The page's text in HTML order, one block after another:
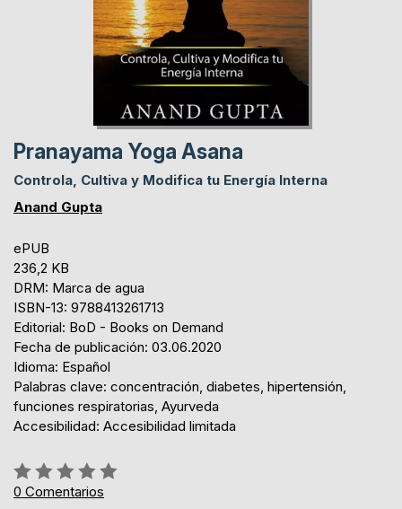
Pranayama Yoga Asana
Controla, Cultiva y Modifica tu Energía Interna
Anand Gupta
ePUB
236,2 KB
DRM: Marca de agua
ISBN-13: 9788413261713
Editorial: BoD - Books on Demand
Fecha de publicación: 03.06.2020
Idioma: Español
Palabras clave: concentración, diabetes, hipertensión,
funciones respiratorias, Ayurveda
Accesibilidad: Accesibilidad limitada
Rating:
0%
0 Comentarios